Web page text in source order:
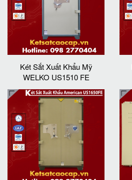
Két Sắt Xuất Khẩu Mỹ
WELKO US1510 FE